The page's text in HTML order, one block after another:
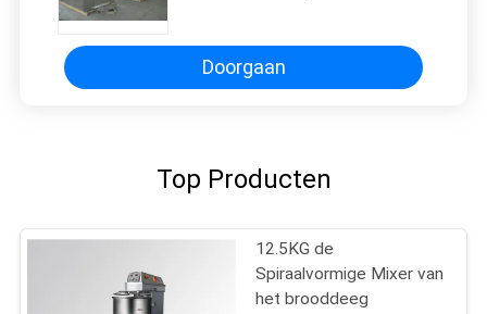
Doorgaan
Top Producten
12.5KG de
Spiraalvormige Mixer van
het brooddeeg